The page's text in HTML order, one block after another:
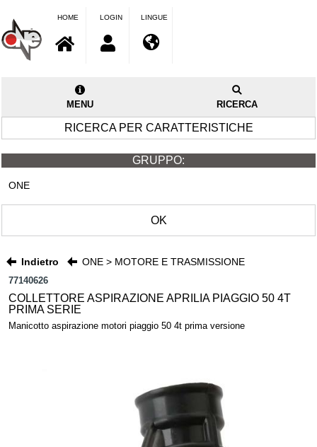
HOME LOGIN LINGUE
MENU RICERCA
RICERCA PER CARATTERISTICHE
GRUPPO:
ONE
OK
Indietro ONE > MOTORE E TRASMISSIONE
77140626
COLLETTORE ASPIRAZIONE APRILIA PIAGGIO 50 4T
PRIMA SERIE
Manicotto aspirazione motori piaggio 50 4t prima versione